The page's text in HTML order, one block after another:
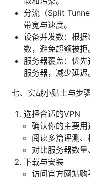
分流（Split
带宽与速度。
设备并发数：根
数，避免超额被拒
服务器覆盖：优
服务器，减少延迟
七、实战小贴士与步
选择合适的VPN
确认你的主要用
阅读多篇评测、
对比服务器数量
下载与安装
访问官方网站购